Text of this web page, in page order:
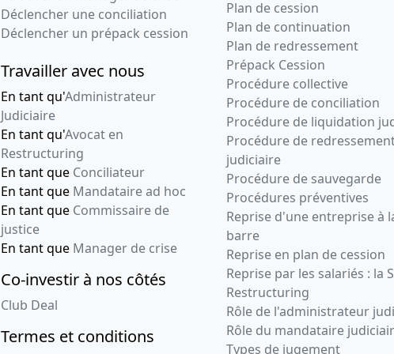
Déclencher une conciliation
Déclencher un prépack cession
Travailler avec nous
En tant qu'Administrateur
Judiciaire
En tant qu'Avocat en
Restructuring
En tant que Conciliateur
En tant que Mandataire ad hoc
En tant que Commissaire de
justice
En tant que Manager de crise
Co-investir à nos côtés
Club Deal
Termes et conditions
Plan de cession
Plan de continuation
Plan de redressement
Prépack Cession
Procédure collective
Procédure de conciliation
Procédure de liquidation
Procédure de
judiciaire
Procédure de sauvegarde
Procédures préventives
Reprise d'une entreprise à
barre
Reprise en plan de cession
Reprise par les salariés : la
Restructuring
Rôle de l'administrateur
Rôle du mandataire
Types de jugement